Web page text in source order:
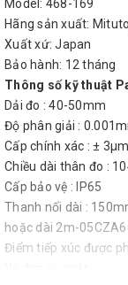
Model: 468-169
Hãng sản xuất:
Xuất xứ: Japan
Bảo hành: 12 tháng
Thông số kỹ thuật
Dải đo : 40-50mm
Độ phân giải :
Cấp chính xác : ± 3µm
Chiều dài thân đo :
Cấp bảo vệ : IP65
Thanh nối dài :
hoặc dài 2m-
Điểm tiếp xúc được